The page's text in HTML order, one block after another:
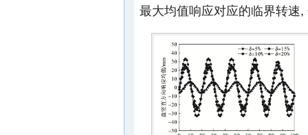
最大均值响应对应的临界转速